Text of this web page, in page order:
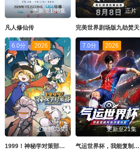
更新至186集
凡人修仙传
正片
​完美世界剧场版九劫焚天​
6.0分 2026
更新至03集
1999！神秘学对策部中配版
7.0分 2026
更新至21集
气运世界杯，我能复制所有球星技能